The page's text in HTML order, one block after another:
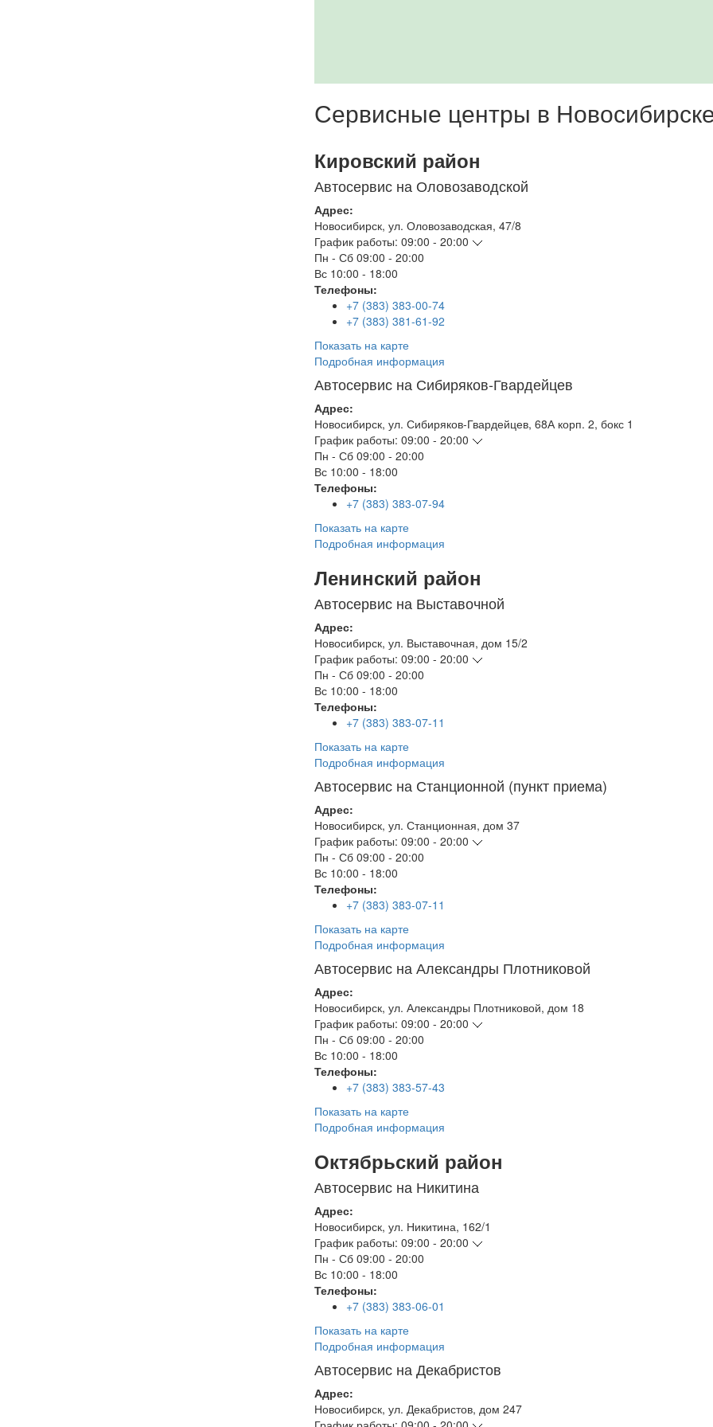
Сервисные центры в
Кировский район
Автосервис на Оловозаводской
Адрес:
Новосибирск, ул. Оловозаводская, 47/8
График работы: 09:00 - 20:00
Пн - Сб 09:00 - 20:00
Вс 10:00 - 18:00
Телефоны:
+7 (383) 383-00-74
+7 (383) 381-61-92
Показать на карте
Подробная информация
Автосервис на Сибиряков-Гвардейцев
Адрес:
Новосибирск, ул. Сибиряков-Гвардейцев, 68А корп. 2, бокс 1
График работы: 09:00 - 20:00
Пн - Сб 09:00 - 20:00
Вс 10:00 - 18:00
Телефоны:
+7 (383) 383-07-94
Показать на карте
Подробная информация
Ленинский район
Автосервис на Выставочной
Адрес:
Новосибирск, ул. Выставочная, дом 15/2
График работы: 09:00 - 20:00
Пн - Сб 09:00 - 20:00
Вс 10:00 - 18:00
Телефоны:
+7 (383) 383-07-11
Показать на карте
Подробная информация
Автосервис на Станционной (пункт приема)
Адрес:
Новосибирск, ул. Станционная, дом 37
График работы: 09:00 - 20:00
Пн - Сб 09:00 - 20:00
Вс 10:00 - 18:00
Телефоны:
+7 (383) 383-07-11
Показать на карте
Подробная информация
Автосервис на Александры Плотниковой
Адрес:
Новосибирск, ул. Александры Плотниковой, дом 18
График работы: 09:00 - 20:00
Пн - Сб 09:00 - 20:00
Вс 10:00 - 18:00
Телефоны:
+7 (383) 383-57-43
Показать на карте
Подробная информация
Октябрьский район
Автосервис на Никитина
Адрес:
Новосибирск, ул. Никитина, 162/1
График работы: 09:00 - 20:00
Пн - Сб 09:00 - 20:00
Вс 10:00 - 18:00
Телефоны:
+7 (383) 383-06-01
Показать на карте
Подробная информация
Автосервис на Декабристов
Адрес:
Новосибирск, ул. Декабристов, дом 247